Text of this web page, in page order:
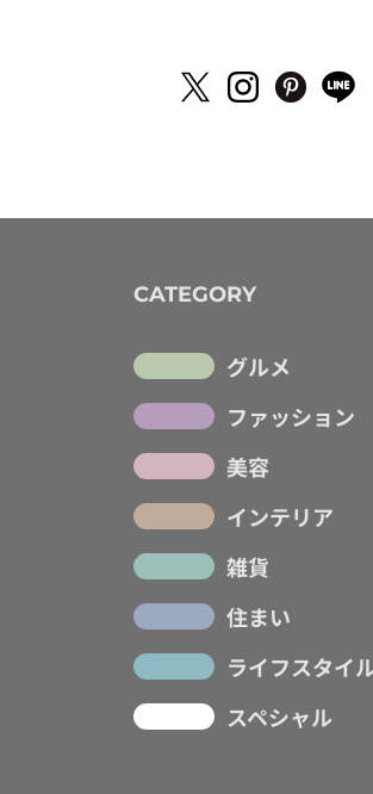
CATEGORY
グルメ
ファッション
美容
インテリア
雑貨
住まい
ライフスタイ
スペシャル